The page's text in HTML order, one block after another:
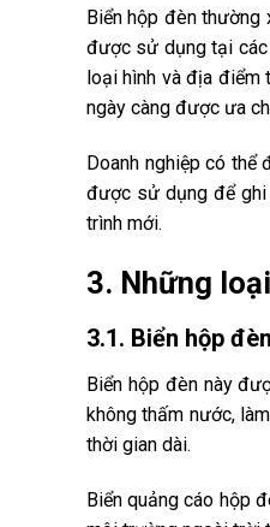
Biển hộp đèn
được sử dụng tại các
loại hình và địa điểm
ngày càng được ưa
Doanh nghiệp có thể
được sử dụng để ghi
trình mới.
3. Những
3.1. Biển hộp
Biển hộp đèn này
không thấm nước,
thời gian dài.
Biển quảng cáo hộp